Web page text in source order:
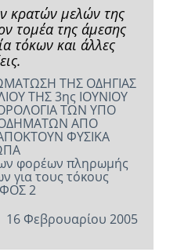
κρατών ­μελών της
τομέα της άμεσης
τόκων και άλλες
ΤΗΣ ΟΔΗΓΙΑΣ
ΤΗΣ 3ης ΙΟΥΝΙΟΥ
ΤΩΝ ΥΠΟ
ΑΠΟ
ΦΥΣΙΚΑ
φορέων πληρωμής
για τους τόκους
2
16 Φεβρουαρίου 2005